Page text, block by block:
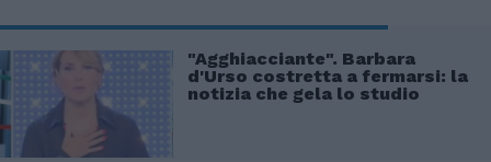
"Agghiacciante". Barbara
d'Urso costretta a fermarsi: la
notizia che gela lo studio